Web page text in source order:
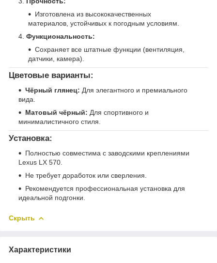
Изготовлена из высококачественных
материалов, устойчивых к погодным условиям.
Функциональность:
Сохраняет все штатные функции (вентиляция,
датчики, камера).
Цветовые варианты:
Чёрный глянец: Для элегантного и премиального
вида.
Матовый чёрный: Для спортивного и
минималистичного стиля.
Установка:
Полностью совместима с заводскими креплениями
Lexus LX 570.
Не требует доработок или сверления.
Рекомендуется профессиональная установка для
идеальной подгонки.
Скрыть
Характеристики